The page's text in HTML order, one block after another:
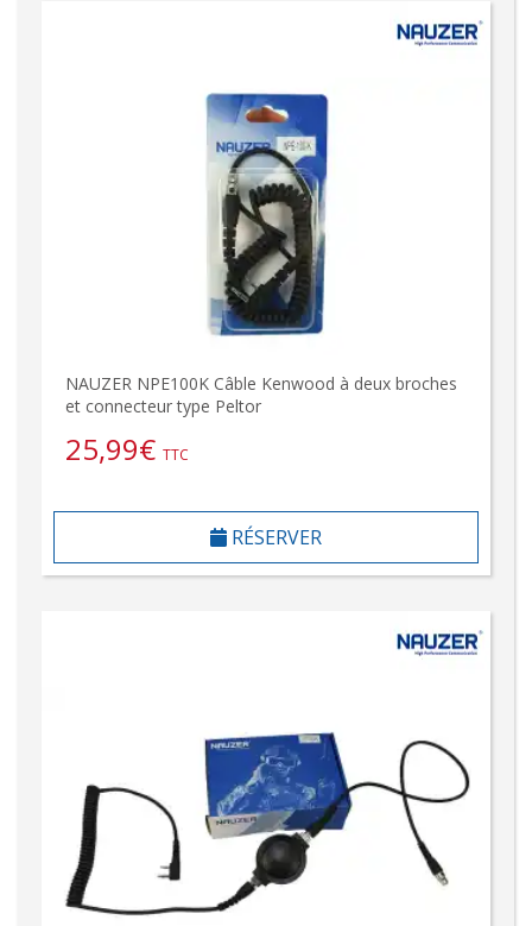
NAUZER NPE100K Câble Kenwood à deux broches
et connecteur type Peltor
25,99€ TTC
RÉSERVER